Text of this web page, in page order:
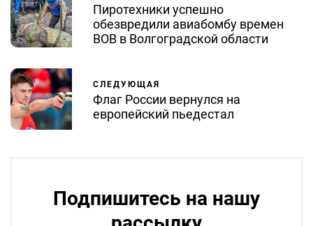
Пиротехники успешно
обезвредили авиабомбу времен
ВОВ в Волгоградской области
СЛЕДУЮЩАЯ
Флаг России вернулся на
европейский пьедестал
Подпишитесь на нашу